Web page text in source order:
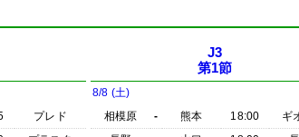
プレド
J3
第1節
8/8 (土)
相模原
- 熊本 18:00
ギ